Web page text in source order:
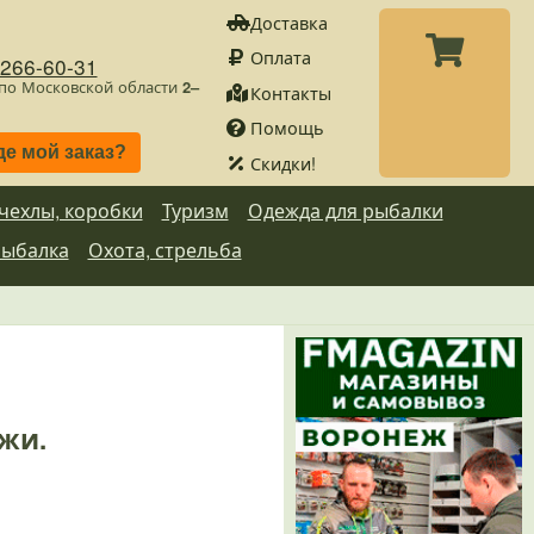
Доставка
Оплата
Контакты
Помощь
Скидки!
60-31
Московской области 2–
мой заказ?
коробки Туризм
Одежда для рыбалки
Охота, стрельба